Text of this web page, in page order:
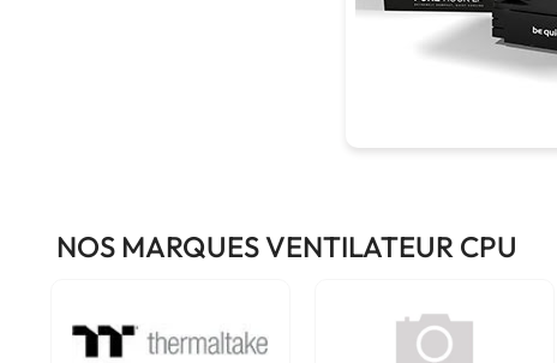
NOS MARQUES VENTILATEUR CPU